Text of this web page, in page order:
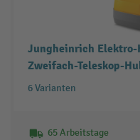
Jungheinrich Elektro-
Zweifach-Teleskop-
Tragfähigkeit 1.000 kg
6 Varianten
65 Arbeitstage